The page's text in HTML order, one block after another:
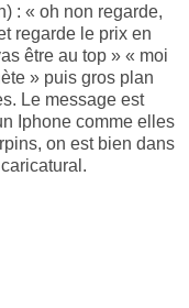
: « oh non regarde,
regarde le prix en
être au top » « moi
» puis gros plan
Le message est
Iphone comme elles
on est bien dans